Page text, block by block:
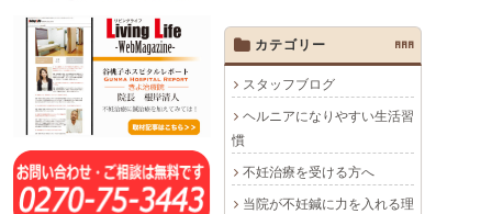
カテゴリー AAA
スタッフブログ
ヘルニアになりやすい生活習
慣
不妊治療を受ける方へ
当院が不妊鍼に力を入れる理